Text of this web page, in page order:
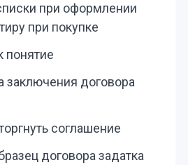
при оформлении
при покупке
понятие
заключения договора
соглашение
договора задатка